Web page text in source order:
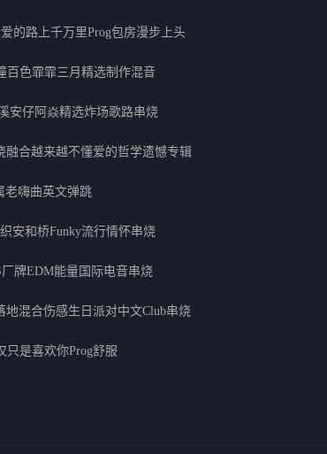
的路上千万里Prog包房漫步上头
百色霏霏三月精选制作混音
安仔阿焱精选炸场歌路串烧
融合越来越不懂爱的哲学遗憾专辑
老嗨曲英文弹跳
安和桥Funky流行情怀串烧
牌EDM能量国际电音串烧
地混合伤感生日派对中文Club串烧
只是喜欢你Prog舒服